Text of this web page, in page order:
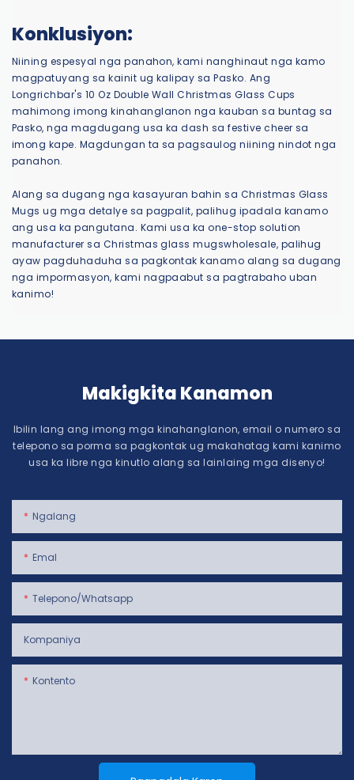
Konklusiyon:
Niining espesyal nga panahon, kami nanghinaut nga kamo
magpatuyang sa kainit ug kalipay sa Pasko. Ang
Longrichbar's 10 Oz Double Wall Christmas Glass Cups
mahimong imong kinahanglanon nga kauban sa buntag sa
Pasko, nga magdugang usa ka dash sa festive cheer sa
imong kape. Magdungan ta sa pagsaulog niining nindot nga
panahon.
Alang sa dugang nga kasayuran bahin sa Christmas Glass
Mugs ug mga detalye sa pagpalit, palihug ipadala kanamo
ang usa ka pangutana. Kami usa ka one-stop solution
manufacturer sa Christmas glass mugswholesale, palihug
ayaw pagduhaduha sa pagkontak kanamo alang sa dugang
nga impormasyon, kami nagpaabut sa pagtrabaho uban
kanimo!
Makigkita Kanamon
Ibilin lang ang imong mga kinahanglanon, email o numero sa
telepono sa porma sa pagkontak ug makahatag kami kanimo
usa ka libre nga kinutlo alang sa lainlaing mga disenyo!
Ngalang
Emal
Telepono/whatsapp
Kompaniya
Kontento